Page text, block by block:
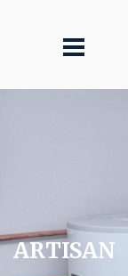
ARTISAN